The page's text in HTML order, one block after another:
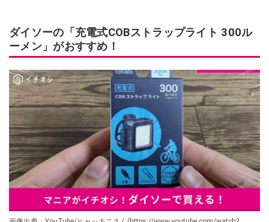
ダイソーの「充電式COBストラップライト 300ル
ーメン」がおすすめ！